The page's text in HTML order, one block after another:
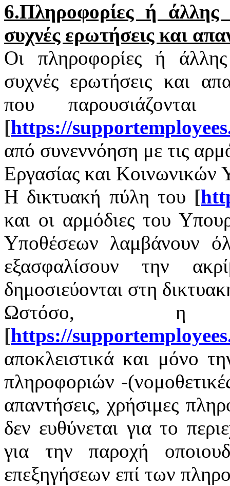
6.Πληροφορίες ή άλλης
συχνές ερωτήσεις και
Οι πληροφορίες ή άλλης
συχνές ερωτήσεις και
που
[https://supportemployees
από συνεννόηση με τις
Εργασίας και Κοινωνικών
Η δικτυακή πύλη του [
και οι αρμόδιες του
Υποθέσεων λαμβάνουν
εξασφαλίσουν την
δημοσιεύονται στη
Ωστόσο, η
[https://supportemployees
αποκλειστικά και μόνο
πληροφοριών -
απαντήσεις, χρήσιμες
δεν ευθύνεται για το
για την παροχή
επεξηγήσεων επί των